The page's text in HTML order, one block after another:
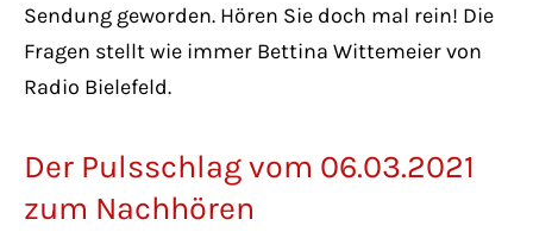
Sendung geworden. Hören Sie doch mal rein! Die
Fragen stellt wie immer Bettina Wittemeier von
Radio Bielefeld.
Der Pulsschlag vom 06.03.2021
zum Nachhören